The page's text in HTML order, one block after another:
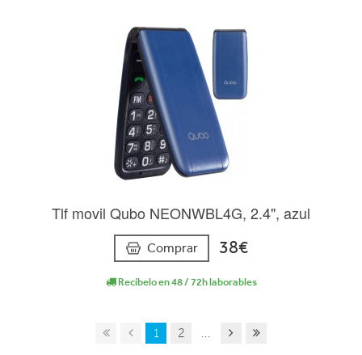
Tlf movil Qubo NEONWBL4G, 2.4", azul
Comprar 38€
Recíbelo en 48 / 72h laborables
1 2 ...